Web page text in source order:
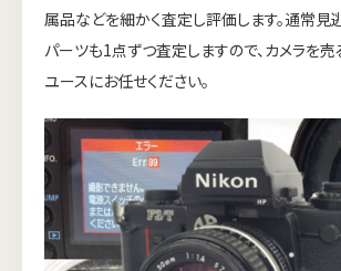
属品などを細かく査定し評価します。通常見
パーツも1点ずつ査定しますので、カメラを売
ユースにお任せください。